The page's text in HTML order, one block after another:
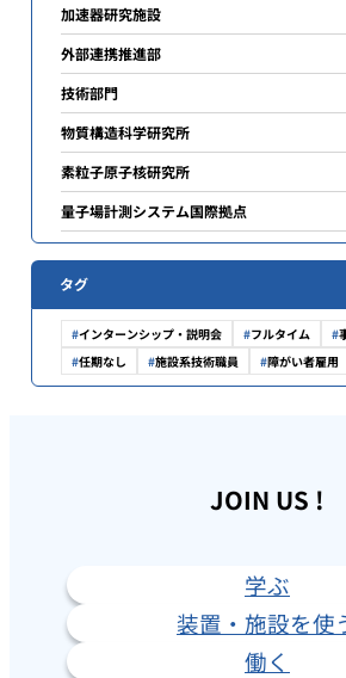
加速器研究施設
外部連携推進部
技術部門
物質構造科学研究所
素粒子原子核研究所
量子場計測システム国際拠点
タグ
インターンシップ・説明会 フルタイム
任期なし
施設系技術職員 障がい者雇用
JOIN US !
学ぶ
装置・施設を使
働く